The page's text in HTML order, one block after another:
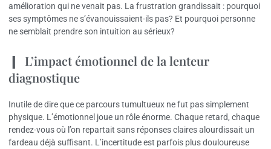
amélioration qui ne venait pas. La frustration grandissait : pourquoi
ses symptômes ne s’évanouissaient-ils pas? Et pourquoi personne
ne semblait prendre son intuition au sérieux?
L’impact émotionnel de la lenteur
diagnostique
Inutile de dire que ce parcours tumultueux ne fut pas simplement
physique. L’émotionnel joue un rôle énorme. Chaque retard, chaque
rendez-vous où l’on repartait sans réponses claires alourdissait un
fardeau déjà suffisant. L’incertitude est parfois plus douloureuse